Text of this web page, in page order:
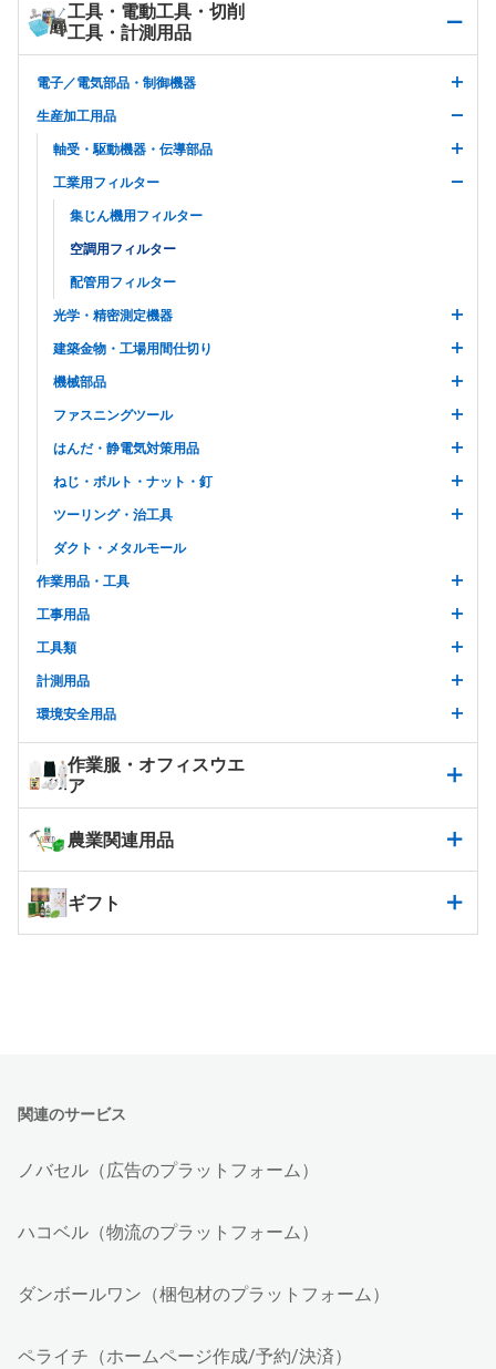
工具・電動工具・切削
工具・計測用品
電子／電気部品・制御機器
生産加工用品
軸受・駆動機器・伝導部品
工業用フィルター
集じん機用フィルター
空調用フィルター
配管用フィルター
光学・精密測定機器
建築金物・工場用間仕切り
機械部品
ファスニングツール
はんだ・静電気対策用品
ねじ・ボルト・ナット・釘
ツーリング・治工具
ダクト・メタルモール
作業用品・工具
工事用品
工具類
計測用品
環境安全用品
作業服・オフィスウエ
ア
農業関連用品
ギフト
関連のサービス
ノバセル（広告のプラットフォーム）
ハコベル（物流のプラットフォーム）
ダンボールワン（梱包材のプラットフォーム）
ペライチ（ホームページ作成/予約/決済）